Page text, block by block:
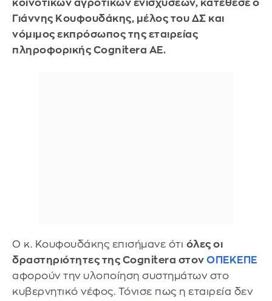
κοινοτικών αγροτικών ενισχύσεων, κατέθεσε ο
Γιάννης Κουφουδάκης, μέλος του ΔΣ και
νόμιμος εκπρόσωπος της εταιρείας
πληροφορικής Cognitera ΑΕ.
Ο κ. Κουφουδάκης επισήμανε ότι όλες οι
δραστηριότητες της Cognitera στον ΟΠΕΚΕΠΕ
αφορούν την υλοποίηση συστημάτων στο
κυβερνητικό νέφος. Τόνισε πως η εταιρεία δεν